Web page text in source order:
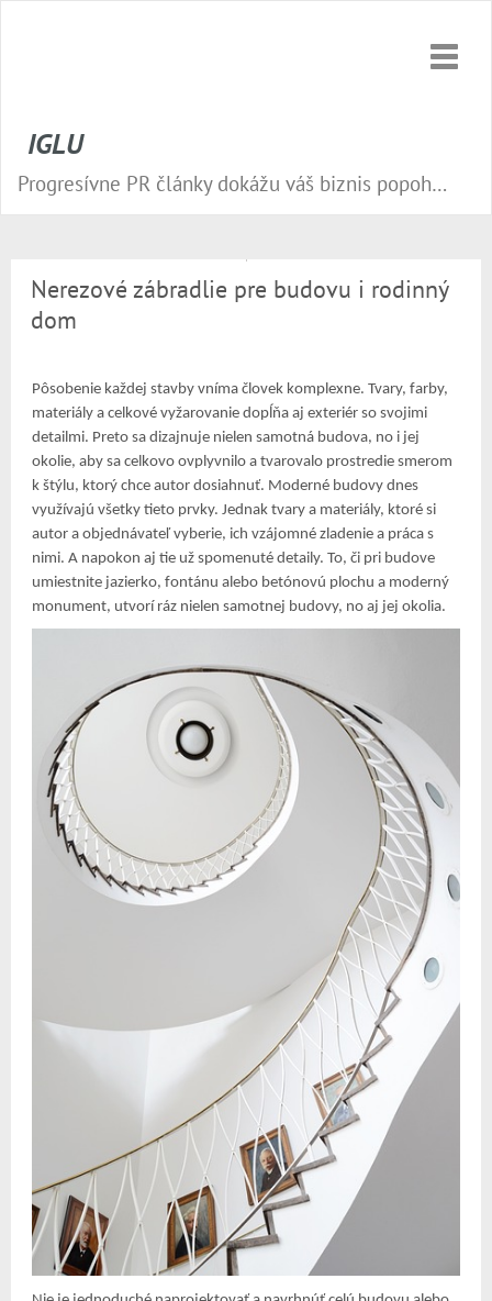
Toggle
IGLU
Progresívne PR články dokážu váš biznis popohnať vesmírnou rýchlosťou vpred. Nepremeškajte tú správnu príležitosť a publikujte na našom webe.
Nerezové zábradlie pre budovu i rodinný
dom
Pôsobenie každej stavby vníma človek komplexne. Tvary, farby,
materiály a celkové vyžarovanie dopĺňa aj exteriér so svojimi
detailmi. Preto sa dizajnuje nielen samotná budova, no i jej
okolie, aby sa celkovo ovplyvnilo a tvarovalo prostredie smerom
k štýlu, ktorý chce autor dosiahnuť. Moderné budovy dnes
využívajú všetky tieto prvky. Jednak tvary a materiály, ktoré si
autor a objednávateľ vyberie, ich vzájomné zladenie a práca s
nimi. A napokon aj tie už spomenuté detaily. To, či pri budove
umiestnite jazierko, fontánu alebo betónovú plochu a moderný
monument, utvorí ráz nielen samotnej budovy, no aj jej okolia.